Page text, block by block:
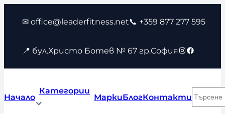
съдържанието
✉ office@leaderfitness.net📞 +359 877 277 595
📍 бул.Христо Ботев № 67 гр.София Instagram
Facebook
Начало
Категории
МаркиБлогКонтакти